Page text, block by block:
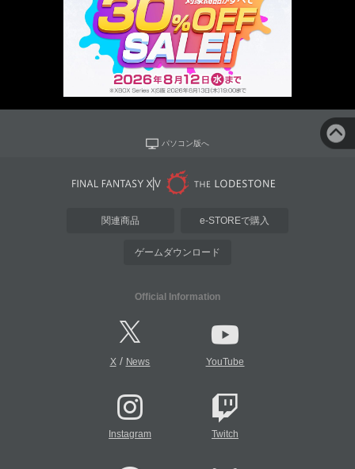
パソコン版へ
関連商品 e-STOREで購入
ゲームダウンロード
Official Information
X/ News YouTube
Instagram Twitch